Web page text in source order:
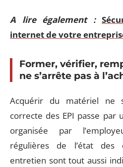
A lire également :
internet de votre
Former, vérifier,
ne s’arrête pas à
Acquérir du matériel ne
correcte des EPI passe par
organisée par
régulières de l’état des
entretien sont tout aussi